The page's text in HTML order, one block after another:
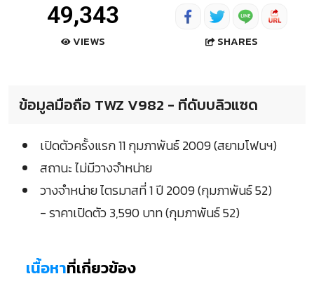
49,343
VIEWS SHARES
ข้อมูลมือถือ TWZ V982 - ทีดับบลิวแซด
เปิดตัวครั้งแรก 11 กุมภาพันธ์ 2009 (สยามโฟนฯ)
สถานะ ไม่มีวางจำหน่าย
วางจำหน่าย ไตรมาสที่ 1 ปี 2009 (กุมภาพันธ์ 52)
- ราคาเปิดตัว 3,590 บาท (กุมภาพันธ์ 52)
เนื้อหาที่เกี่ยวข้อง